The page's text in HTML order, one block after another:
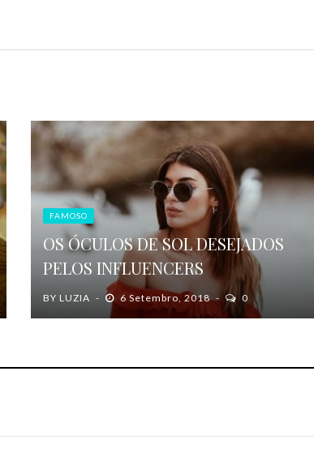
FAMOSO
OS ÓCULOS DE SOL DESEJADOS
PELOS INFLUENCERS
BY LUZIA 6 Setembro, 2018 0